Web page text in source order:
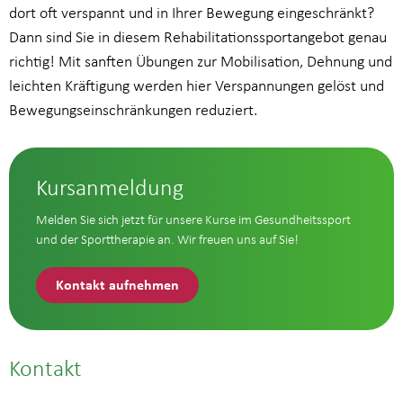
dort oft verspannt und in Ihrer Bewegung eingeschränkt?
Dann sind Sie in diesem Rehabilitationssportangebot genau
richtig! Mit sanften Übungen zur Mobilisation, Dehnung und
leichten Kräftigung werden hier Verspannungen gelöst und
Bewegungseinschränkungen reduziert.
Kursanmeldung
Melden Sie sich jetzt für unsere Kurse im Gesundheitssport
und der Sporttherapie an. Wir freuen uns auf Sie!
Kontakt aufnehmen
Kontakt